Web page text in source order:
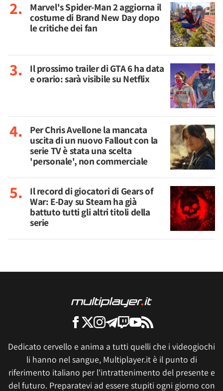
Marvel's Spider-Man 2 aggiorna il
costume di Brand New Day dopo
le critiche dei fan
Il prossimo trailer di GTA 6 ha data
e orario: sarà visibile su Netflix
Per Chris Avellone la mancata
uscita di un nuovo Fallout con la
serie TV è stata una scelta
'personale', non commerciale
Il record di giocatori di Gears of
War: E-Day su Steam ha già
battuto tutti gli altri titoli della
serie
Dedicato cervello e anima a tutti quelli che i videogiochi
li hanno nel sangue, Multiplayer.it è il punto di
riferimento italiano per l'intrattenimento del presente e
del futuro. Preparatevi ad essere stupiti ogni giorno con